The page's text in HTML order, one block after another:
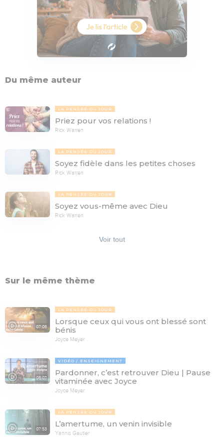
Du même auteur
LA PENSÉE DU JOUR
Priez pour vos relations !
Rick Warren
LA PENSÉE DU JOUR
Soyez fidèle dans les petites choses
Rick Warren
LA PENSÉE DU JOUR
Soyez vous-même avec Dieu
Rick Warren
Voir tout
Sur le même thème
07:06
LA PENSÉE DU JOUR
Lorsque ceux qui vous ont blessé sont
bénis
Joyce Meyer
05:07
VIDÉO ENSEIGNEMENT
Pardonner, c’est retrouver Dieu | Pause
vitaminée avec Joyce
Joyce Meyer
07:53
LA PENSÉE DU JOUR
L’amertume, un venin invisible
Yannis Gautier